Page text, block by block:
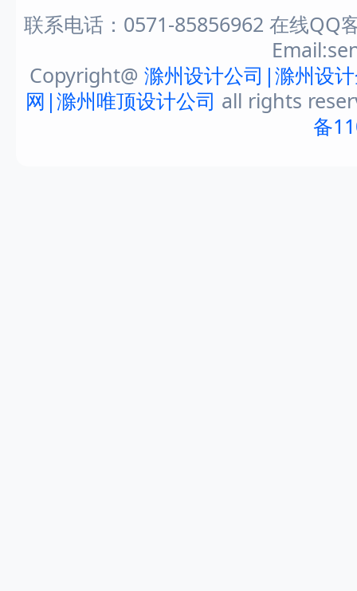
联系电话：0571-85856962 在线QQ
Copyright@ 滁州设计公司|滁州设
网|滁州唯顶设计公司 all rights
备